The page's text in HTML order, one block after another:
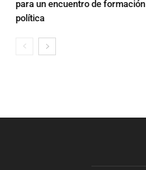
para un encuentro de formación
política